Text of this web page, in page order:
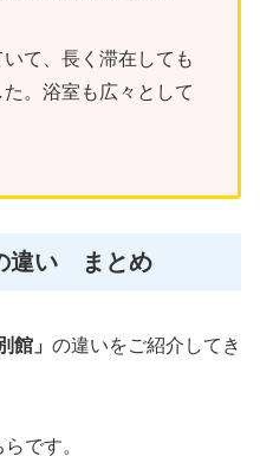
いて、長く滞在しても
。浴室も広々として
違い まとめ
館」 の違いをご紹介してき
です。